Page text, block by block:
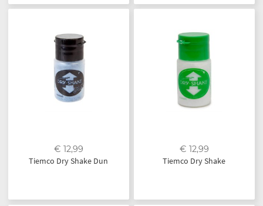
€ 12,99
Tiemco Dry Shake Dun
€ 12,99
Tiemco Dry Shake